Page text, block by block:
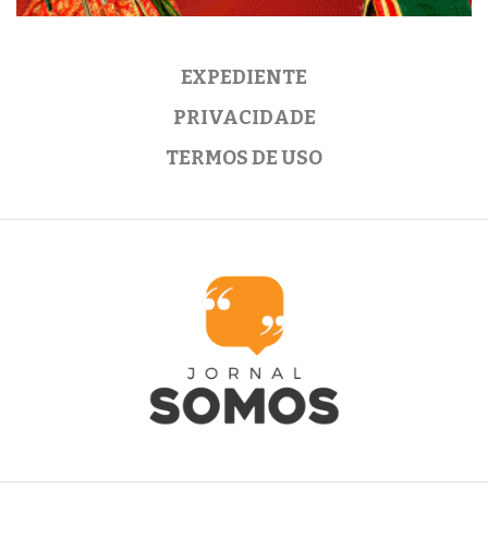
EXPEDIENTE
PRIVACIDADE
TERMOS DE USO